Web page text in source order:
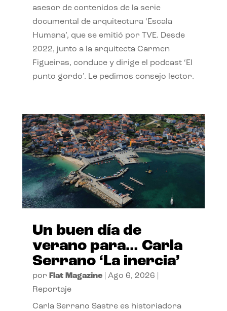
asesor de contenidos de la serie
documental de arquitectura ‘Escala
Humana’, que se emitió por TVE. Desde
2022, junto a la arquitecta Carmen
Figueiras, conduce y dirige el podcast ‘El
punto gordo’. Le pedimos consejo lector.
Un buen día de
verano para… Carla
Serrano ‘La inercia’
por Flat Magazine| Ago 6, 2026
Reportaje
Carla Serrano Sastre es historiadora